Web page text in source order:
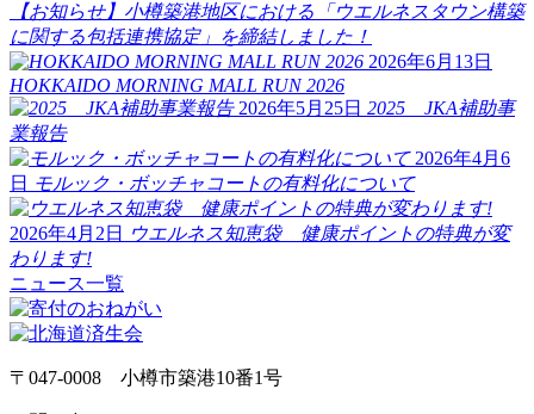
【お知らせ】小樽築港地区における「ウエルネスタウン構築
に関する包括連携協定」を締結しました！
2026年6月13日
HOKKAIDO MORNING MALL RUN 2026
2026年5月25日 2025 JKA補助事
業報告
2026年4月6
日 モルック・ボッチャコートの有料化について
2026年4月2日
ウエルネス知恵袋 健康ポイントの特典が変
わります!
ニュース一覧
〒047-0008 小樽市築港10番1号